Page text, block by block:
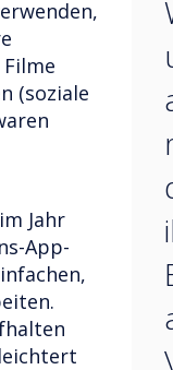
(soziale
Jahr
App-